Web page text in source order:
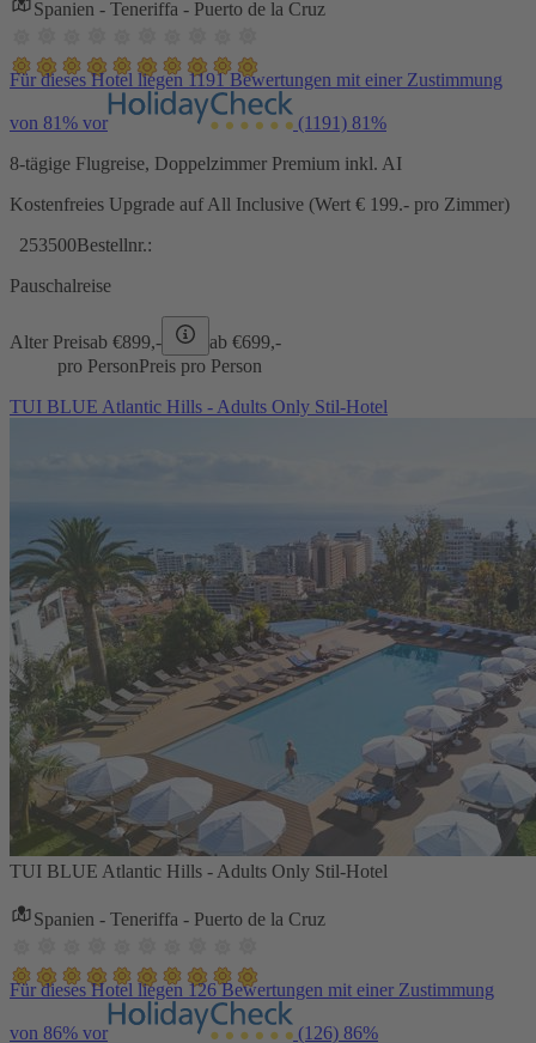
Spanien - Teneriffa - Puerto de la Cruz
Für dieses Hotel liegen 1191 Bewertungen mit einer Zustimmung
von 81% vor (1191) 81%
8-tägige Flugreise, Doppelzimmer Premium inkl. AI
Kostenfreies Upgrade auf All Inclusive (Wert € 199.- pro Zimmer)
253500Bestellnr.:
Pauschalreise
Alter Preisab €899,- ab €699,-
pro PersonPreis pro Person
TUI BLUE Atlantic Hills - Adults Only Stil-Hotel
TUI BLUE Atlantic Hills - Adults Only Stil-Hotel
Spanien - Teneriffa - Puerto de la Cruz
Für dieses Hotel liegen 126 Bewertungen mit einer Zustimmung
von 86% vor (126) 86%